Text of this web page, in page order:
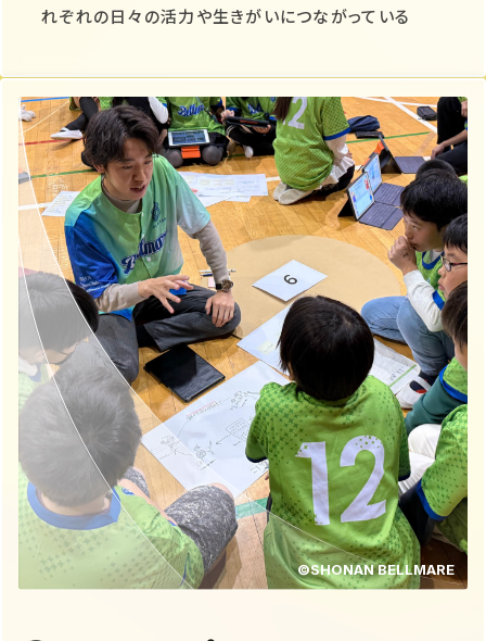
れぞれの日々の活力や生きがいにつながっている
©SHONAN BELLMARE